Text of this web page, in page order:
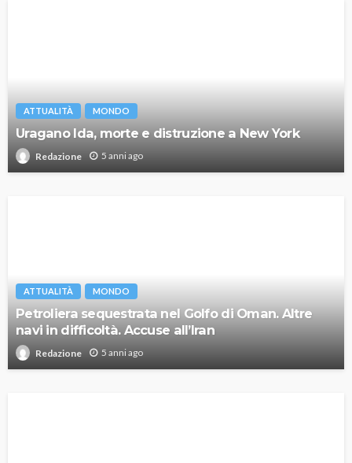
ATTUALITÀ MONDO
Uragano Ida, morte e distruzione a New York
Redazione 5 anni ago
ATTUALITÀ MONDO
Petroliera sequestrata nel Golfo di Oman. Altre
navi in difficoltà. Accuse all’Iran
Redazione 5 anni ago